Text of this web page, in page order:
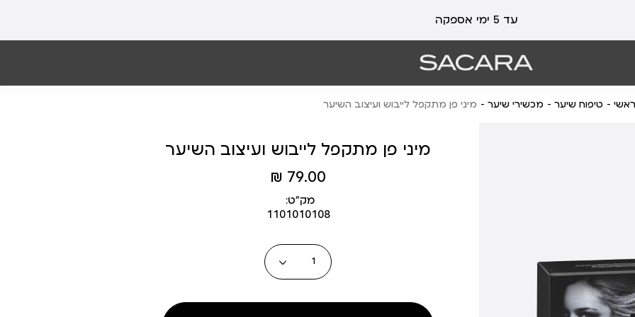
עד 5 ימי אספקה
ראשי טיפוח שיער מכשירי שיער מיני פן מתקפל לייבוש ועיצוב השיער
מיני פן מתקפל לייבוש ועיצוב השיער
מחיר
מוצר
79.00 ₪
מק״ט:
1101010108
כמות